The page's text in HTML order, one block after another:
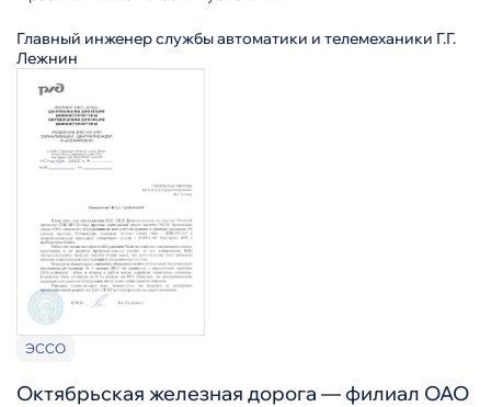
Главный инженер службы автоматики и телемеханики Г.Г.
Лежнин
ЭССО
Октябрьская железная дорога — филиал ОАО